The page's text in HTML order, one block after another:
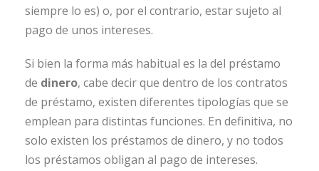
siempre lo es) o, por el contrario, estar sujeto al
pago de unos intereses.
Si bien la forma más habitual es la del préstamo
de dinero, cabe decir que dentro de los contratos
de préstamo, existen diferentes tipologías que se
emplean para distintas funciones. En definitiva, no
solo existen los préstamos de dinero, y no todos
los préstamos obligan al pago de intereses.